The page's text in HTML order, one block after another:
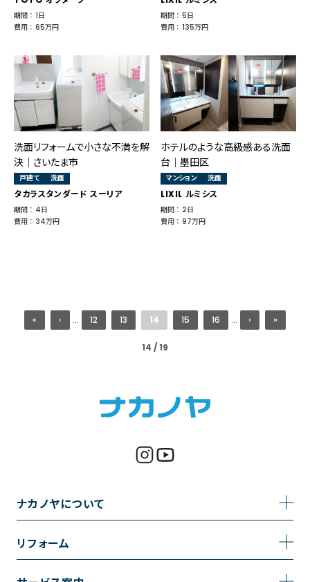
期間 ： 1日
費用 ： 65万円
期間 ： 5日
費用 ： 135万円
洗面リフォームで小さな不満を解
決｜さいたま市
戸建て 洗面
タカラスタンダード スーリア
期間 ： 4日
費用 ： 34万円
ホテルのような高級感ある洗面
台｜墨田区
マンション 洗面
LIXIL ルミシス
期間 ： 2日
費用 ： 97万円
14 / 19
« ‹ ... 12 13 14 15 16 ... › »
ナカノヤについて
事業内容
リフォーム
トイレのリフォーム